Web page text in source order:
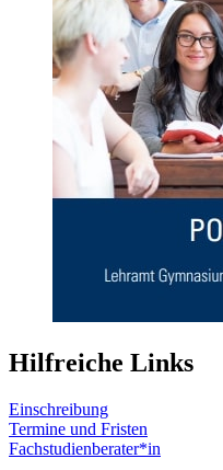
Hilfreiche Links
Einschreibung
Termine und Fristen
Fachstudienberater*in